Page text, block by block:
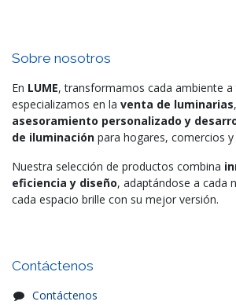
Sobre nosotros
En LUME, transformamos cada ambiente a
especializamos en la venta de luminarias
asesoramiento personalizado y
de iluminación para hogares, comercios y
Nuestra selección de productos combina
eficiencia y diseño, adaptándose a cada
cada espacio brille con su mejor versión.
Contáctenos
Contáctenos